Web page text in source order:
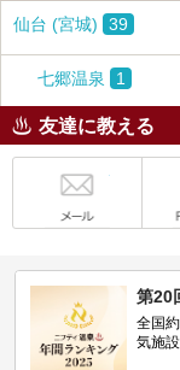
仙台 (宮城) 39
七郷温泉 1
友達に教える
第20
全国
気施